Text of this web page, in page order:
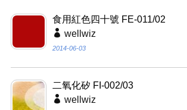
食用紅色四十號 FE-011/02
wellwiz
2014-06-03
二氧化矽 FI-002/03
wellwiz